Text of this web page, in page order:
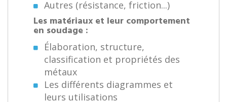
Autres (résistance, friction...)
Les matériaux et leur comportement
en soudage :
Élaboration, structure,
classification et propriétés des
métaux
Les différents diagrammes et
leurs utilisations